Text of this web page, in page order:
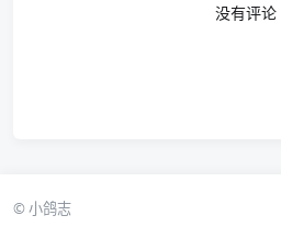
没有评论
© 小鸽志